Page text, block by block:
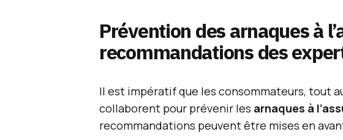
Prévention des arnaques à
recommandations des
Il est impératif que les consommateurs, tout
collaborent pour prévenir les arnaques à
recommandations peuvent être mises en